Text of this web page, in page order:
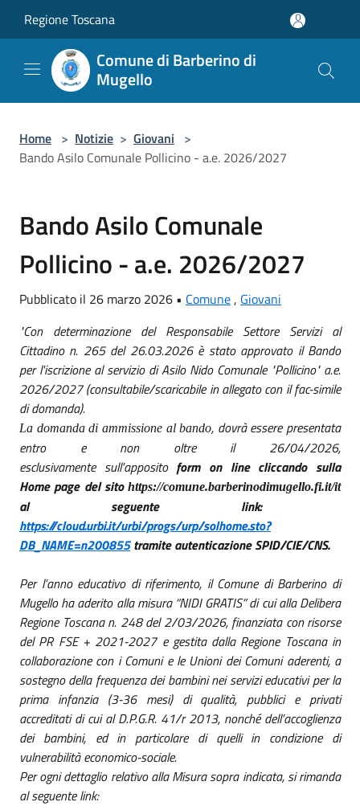
Regione Toscana
Comune di Barberino di
Mugello
Home > Notizie > Giovani >
Bando Asilo Comunale Pollicino - a.e. 2026/2027
Bando Asilo Comunale
Pollicino - a.e. 2026/2027
Pubblicato il 26 marzo 2026 • Comune , Giovani
"Con determinazione del Responsabile Settore Servizi al
Cittadino n. 265 del 26.03.2026 è stato approvato il Bando
per l'iscrizione al servizio di Asilo Nido Comunale "Pollicino" a.e.
2026/2027 (consultabile/scaricabile in allegato con il fac-simile
di domanda).
La domanda di ammissione al bando, dovrà essere presentata
entro e non oltre il 26/04/2026,
esclusivamente sull'apposito form on line cliccando sulla
Home page del sito https://comune.barberinodimugello.fi.it/it
al seguente link:
https://cloud.urbi.it/urbi/progs/urp/solhome.sto?
DB_NAME=n200855 tramite autenticazione SPID/CIE/CNS.
Per l’anno educativo di riferimento, il Comune di Barberino di
Mugello ha aderito alla misura “NIDI GRATIS” di cui allaDelibera
Regione Toscana n. 248 del 2/03/2026,finanziata con risorse
del PR FSE + 2021-2027 e gestita dalla Regione Toscana in
collaborazione con i Comuni e le Unioni dei Comuni aderenti, a
sostegno della frequenza dei bambini nei servizi educativi per la
prima infanzia (3-36 mesi) di qualità, pubblici e privati
accreditati di cui al D.P.G.R. 41/r 2013, nonché dell’accoglienza
dei bambini, ed in particolare di quelli in condizione di
vulnerabilità economico-sociale.
Per ogni dettaglio relativo alla Misura sopra indicata, si rimanda
al seguente link: